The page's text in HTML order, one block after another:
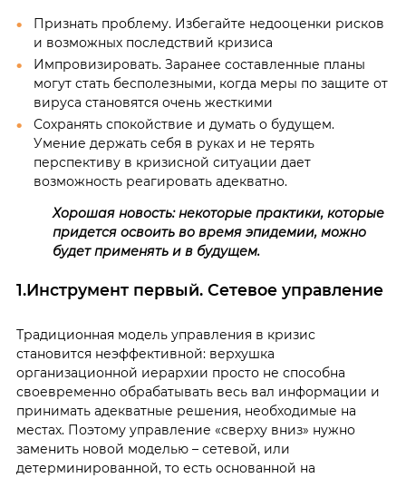
Признать проблему. Избегайте недооценки рисков
и возможных последствий кризиса
Импровизировать. Заранее составленные планы
могут стать бесполезными, когда меры по защите от
вируса становятся очень жесткими
Сохранять спокойствие и думать о будущем.
Умение держать себя в руках и не терять
перспективу в кризисной ситуации дает
возможность реагировать адекватно.
Хорошая новость: некоторые практики, которые
придется освоить во время эпидемии, можно
будет применять и в будущем.
1.Инструмент первый. Сетевое управление
Традиционная модель управления в кризис
становится неэффективной: верхушка
организационной иерархии просто не способна
своевременно обрабатывать весь вал информации и
принимать адекватные решения, необходимые на
местах. Поэтому управление «сверху вниз» нужно
заменить новой моделью – сетевой, или
детерминированной, то есть основанной на